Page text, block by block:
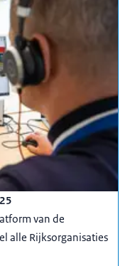
van de
alle Rijksorganisaties